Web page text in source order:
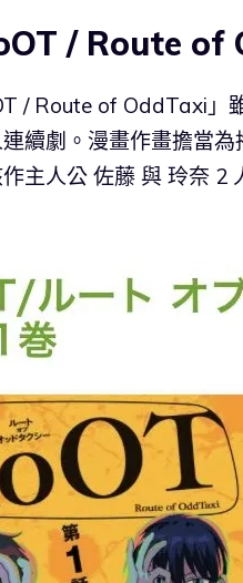
/ Route of
/ Route of OddTaxi」
續劇。漫畫作畫擔當
主人公 佐藤 與 玲奈 2